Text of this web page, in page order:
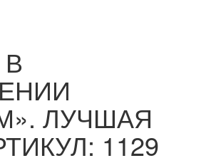
ЛУЧШАЯ
1129